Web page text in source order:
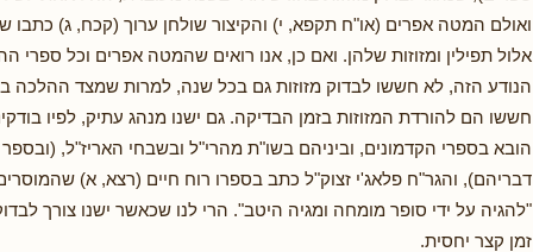
ואולם המטה אפרים (או"ח תקפא, י) והקיצור שולחן ערוך (קכח, ג)
אלול תפילין ומזוזות שלהן. ואם כן, אנו רואים שהמטה אפרים וכל ספרי
הנודע הזה, לא חששו לבדוק מזוזות גם בכל שנה, למרות שמצד ההלכה
חששו הם להורדת המזוזות בזמן הבדיקה. גם ישנו מנהג עתיק, לפיו
הובא בספרי הקדמונים, וביניהם בשו"ת מהרי"ל ובשבחי האריז"ל,
דבריהם), והגר"ח פלאג'י זצוק"ל כתב בספרו רוח חיים (רצא, א)
"להגיה על ידי סופר מומחה ומגיה היטב". הרי לנו שכאשר ישנו צורך
זמן קצר יחסית.